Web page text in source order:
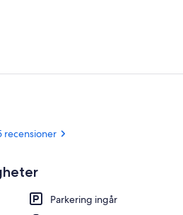
Terrass/Patio
recensioner
Parkering ingår